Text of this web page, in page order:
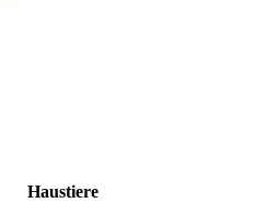
Haustiere